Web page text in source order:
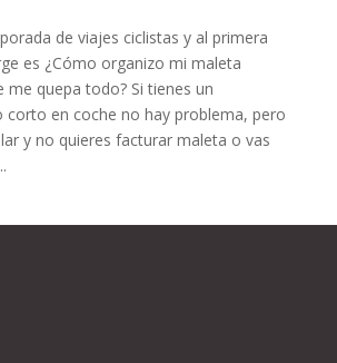
de viajes ciclistas y al primera
es ¿Cómo organizo mi maleta
me quepa todo? Si tienes un
corto en coche no hay problema, pero
y no quieres facturar maleta o vas